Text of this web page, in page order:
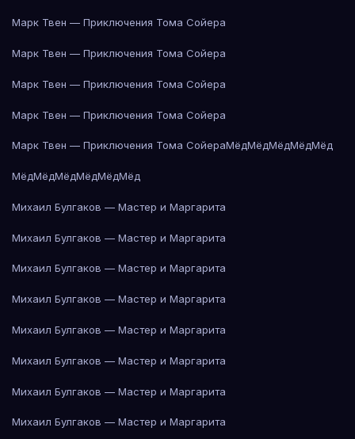
Марк Твен — Приключения Тома Сойера
Марк Твен — Приключения Тома Сойера
Марк Твен — Приключения Тома Сойера
Марк Твен — Приключения Тома Сойера
Марк Твен — Приключения Тома СойераМёдМёдМёдМёдМёд
МёдМёдМёдМёдМёдМёд
Михаил Булгаков — Мастер и Маргарита
Михаил Булгаков — Мастер и Маргарита
Михаил Булгаков — Мастер и Маргарита
Михаил Булгаков — Мастер и Маргарита
Михаил Булгаков — Мастер и Маргарита
Михаил Булгаков — Мастер и Маргарита
Михаил Булгаков — Мастер и Маргарита
Михаил Булгаков — Мастер и Маргарита